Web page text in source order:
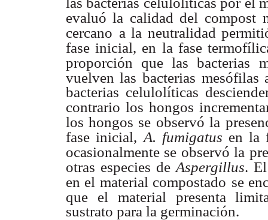
evaluó la calidad del compost
cercano a la neutralidad
fase inicial, en la fase
proporción que las bacterias
vuelven las bacterias mesófilas
bacterias celulolíticas
contrario los hongos
los hongos se observó la
fase inicial, A. fumigatus en la
ocasionalmente se observó la
otras especies deAspergillus.
en el material compostado se
que el
material presenta
sustrato para la germinación.